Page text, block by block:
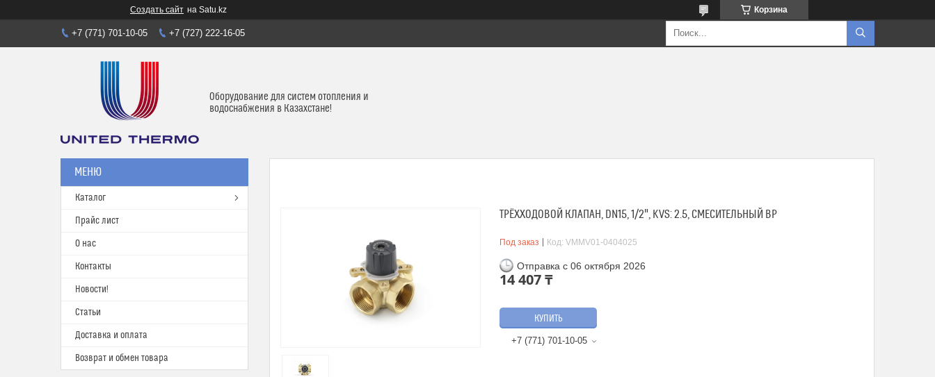
Создать сайт на Satu.kz Корзина
+7 (771) 701-10-05 +7 (727) 222-16-05
Оборудование для систем отопления и
водоснабжения в Казахстане!
ТРЁХХОДОВОЙ КЛАПАН, DN15, 1/2", KVS: 2.5, СМЕСИТЕЛЬНЫЙ ВР
Под заказ Код: VMMV01-0404025
Отправка с 06 октября 2026
14 407 ₸
КУПИТЬ
+7 (771) 701-10-05
Каталог
Прайс лист
О нас
Контакты
Новости!
Статьи
Доставка и оплата
Возврат и обмен товара